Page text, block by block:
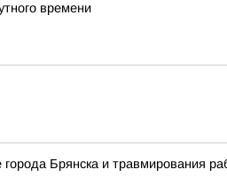
времени
Брянска и травмирования